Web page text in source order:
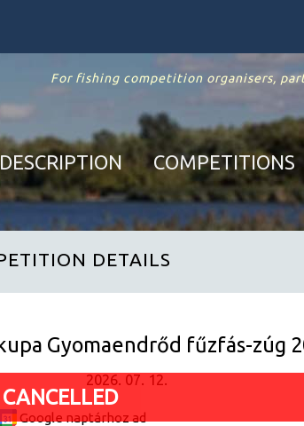
COMPETITIONS
For fishing competition organisers,
DETAILS
CANCELLED
Gyomaendrőd fűzfás-zúg
2026. 07. 12.
Google naptárhoz ad